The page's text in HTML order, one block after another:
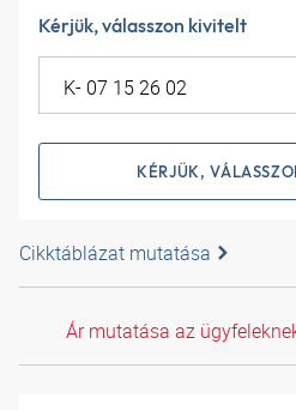
Kérjük, válasszon kivitelt
KÉRJÜK,
Cikktáblázat mutatása
Ár mutatása az